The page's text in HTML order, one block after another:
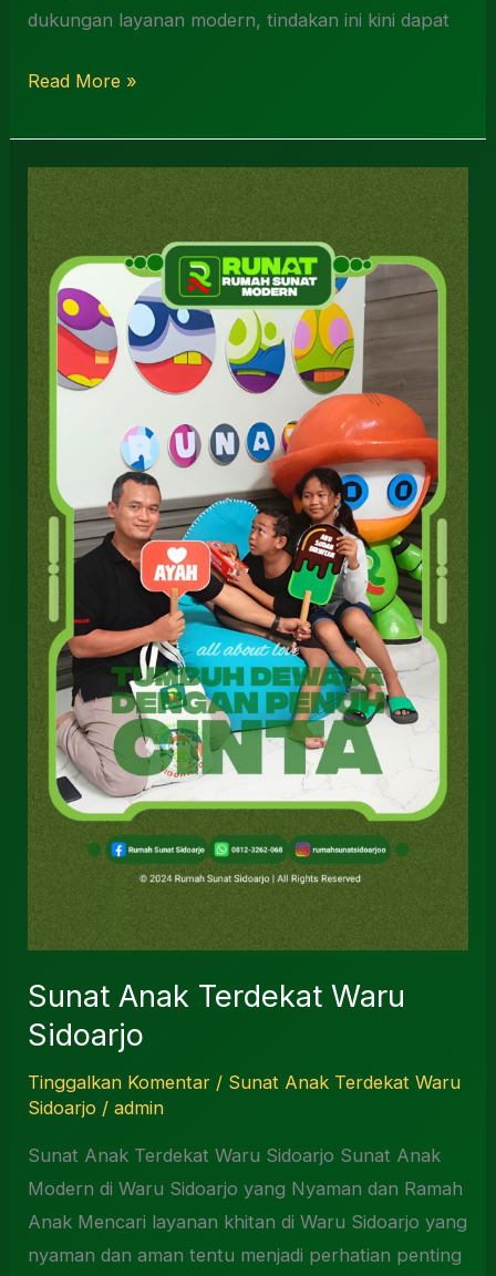
dukungan layanan modern, tindakan ini kini dapat
Read More »
Sunat Anak Terdekat Waru
Sidoarjo
Tinggalkan Komentar / Sunat Anak Terdekat Waru
Sidoarjo /admin
Sunat Anak Terdekat Waru Sidoarjo Sunat Anak
Modern di Waru Sidoarjo yang Nyaman dan Ramah
Anak Mencari layanan khitan di Waru Sidoarjo yang
nyaman dan aman tentu menjadi perhatian penting
Sunat
Terdekat
Waru
Sidoarjo